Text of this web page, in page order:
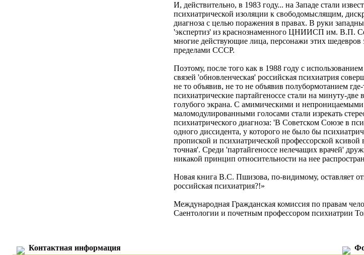
И, действительно, в 1983 году... на Западе стали
психиатрической изоляции к свободомыслящим,
диагноза с целью поражения в правах. В руки
'экспертиз' из краснознаменного ЦНИИСП им. В.П.
многие действующие лица, персонажи этих шедевров
пределами СССР.
Поэтому, после того как в 1988 году с
связей 'обновленческая' российская психиатрия
не то объявив, не то не объявив полубормотанием
психиатрические партайгеноссе стали на минуту-две
голубого экрана. С амимическими и
маломодулированными голосами стали изрекать
психиатрического диагноза: 'В Советском Союзе в
одного диссидента, у которого не было бы
пропиской и психиатрической профессорской ксивой
точная'. Среди 'партайгеноссе нелечащих врачей'
никакой принцип относительности на нее
Новая книга В.С. Пшизова, по-видимому, оставляет
российская психиатрия?!»
Международная Гражданская комиссия по правам
Саентологии и почетным профессором психиатрии
Контактная информация